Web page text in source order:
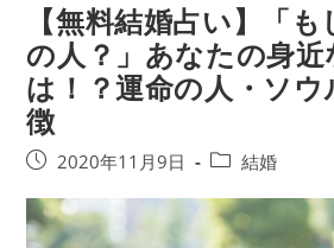
【無料結婚占い】「
の人？」あなたの身近
は！？運命の人・ソ
徴
投
公
開
2020年11月9日
投
カ
結婚